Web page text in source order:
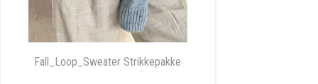
Fall_Loop_Sweater Strikkepakke